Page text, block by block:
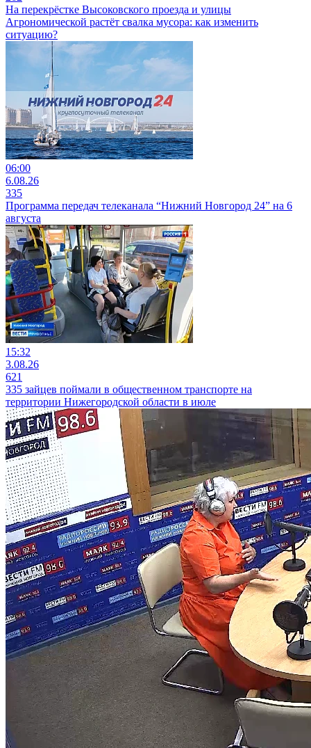
На перекрёстке Высоковского проезда и улицы
Агрономической растёт свалка мусора: как изменить
ситуацию?
06:00
6.08.26
335
Программа передач телеканала “Нижний Новгород 24” на 6
августа
15:32
3.08.26
621
335 зайцев поймали в общественном транспорте на
территории Нижегородской области в июле